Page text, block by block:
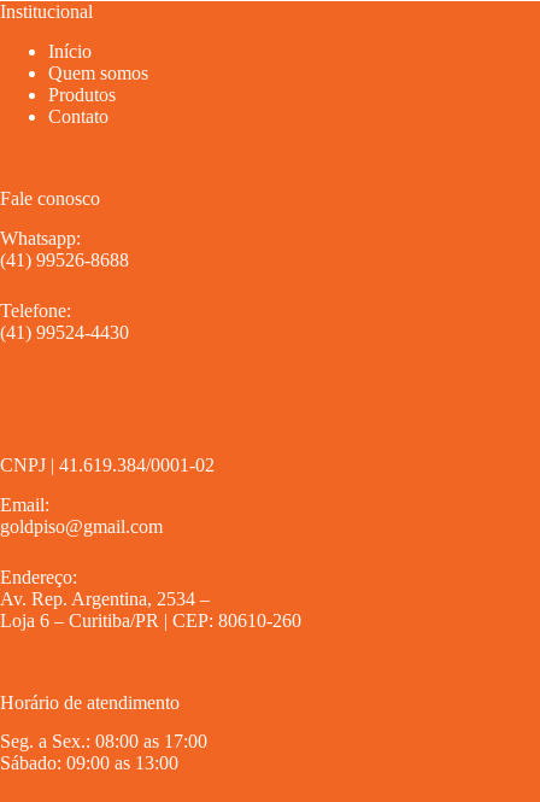
Institucional
Início
Quem somos
Produtos
Contato
Fale conosco
Whatsapp:
(41) 99526-8688
Telefone:
(41) 99524-4430
CNPJ | 41.619.384/0001-02
Email:
goldpiso@gmail.com
Endereço:
Av. Rep. Argentina, 2534 –
Loja 6 – Curitiba/PR | CEP: 80610-260
Horário de atendimento
Seg. a Sex.: 08:00 as 17:00
Sábado: 09:00 as 13:00